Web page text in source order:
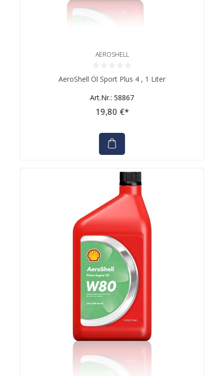
AEROSHELL
Durchschnittliche Bewertung von 0 von 5 Sternen
AeroShell Öl Sport Plus 4 , 1 Liter
Art.Nr.: 58867
19,80 €*